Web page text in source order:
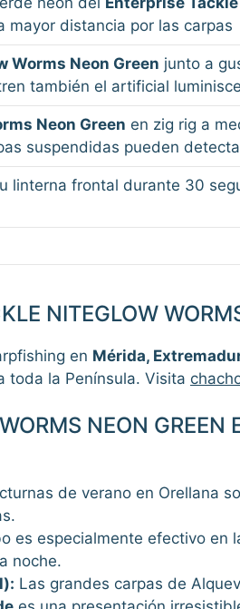
mayor distancia por las carpas
Worms Neon Green junto a
también el artificial
Neon Green en zig rig a
suspendidas pueden
linterna frontal durante 30
NITEGLOW
en Mérida,
toda la Península. Visita
NEON GREEN
de verano en Orellana
es especialmente efectivo
noche.
Las grandes carpas de